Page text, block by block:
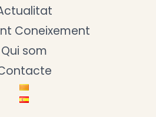
Coneixement
Qui som